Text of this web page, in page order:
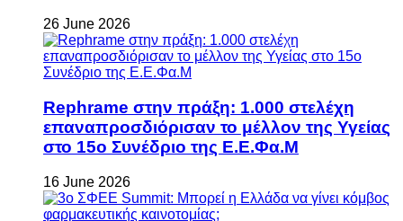
26 June 2026
Rephrame στην πράξη: 1.000 στελέχη
επαναπροσδιόρισαν το μέλλον της Υγείας
στο 15ο Συνέδριο της Ε.Ε.Φα.Μ
16 June 2026